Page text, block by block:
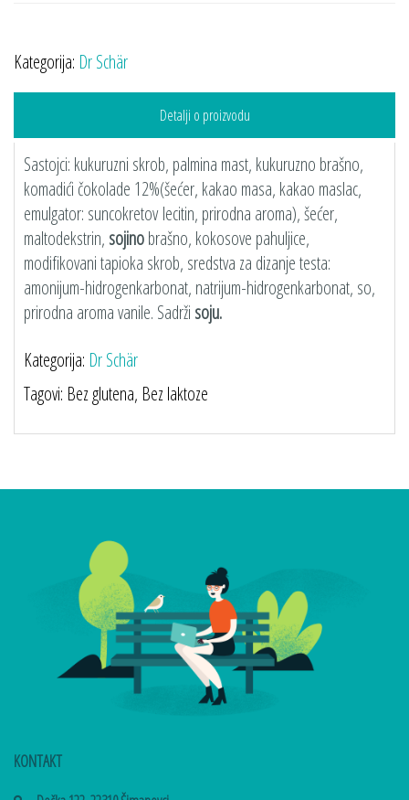
Kategorija: Dr Schär
Detalji o proizvodu
Sastojci: kukuruzni skrob, palmina mast, kukuruzno brašno,
komadići čokolade 12%(šećer, kakao masa, kakao maslac,
emulgator: suncokretov lecitin, prirodna aroma), šećer,
maltodekstrin, sojinobrašno, kokosove pahuljice,
modifikovani tapioka skrob, sredstva za dizanje testa:
amonijum-hidrogenkarbonat, natrijum-hidrogenkarbonat, so,
prirodna aroma vanile. Sadrži soju.
Kategorija: Dr Schär
Tagovi: Bez glutena, Bez laktoze
KONTAKT